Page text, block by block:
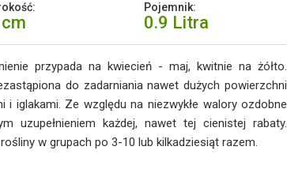
Pojemnik:
0.9 Litra
przypada na kwiecień - maj, kwitnie na żółto.
do zadarniania nawet dużych powierzchni
iglakami. Ze względu na niezwykłe walory ozdobne
uzupełnieniem każdej, nawet tej cienistej rabaty.
w grupach po 3-10 lub kilkadziesiąt razem.